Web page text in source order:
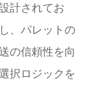
計されてお
、パレットの
の信頼性を向
択ロジックを